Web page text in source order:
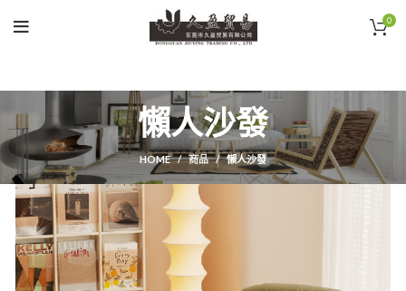
0
懶人沙發
HOME 商品 懶人沙發